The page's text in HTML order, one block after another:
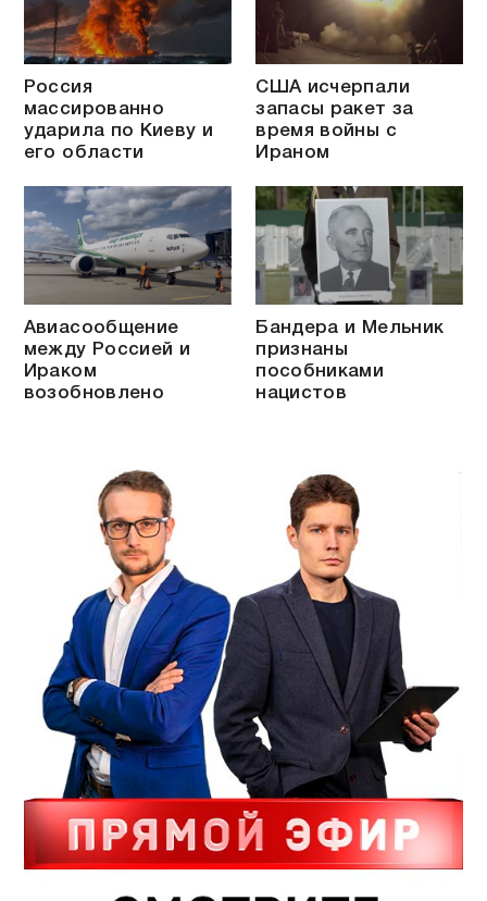
Россия
массированно
ударила по Киеву и
его области
США исчерпали
запасы ракет за
время войны с
Ираном
Авиасообщение
между Россией и
Ираком
возобновлено
Бандера и Мельник
признаны
пособниками
нацистов